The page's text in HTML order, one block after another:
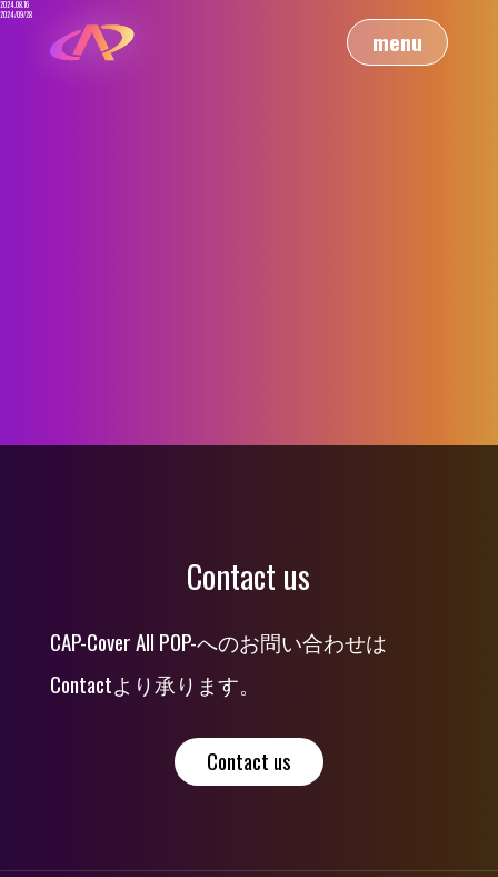
menu
2024.08.16
2024/09/28
Contact us
CAP-Cover All POP-へのお問い合わせは
Contactより承ります。
Contact us